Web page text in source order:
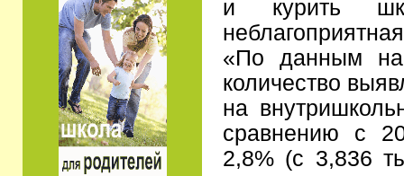
и курить
«По данным
количество
на
сравнению с
2,8% (с 3,836